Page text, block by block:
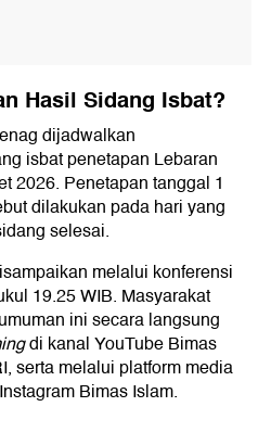
Hasil Sidang Isbat?
dijadwalkan
isbat penetapan Lebaran
2026. Penetapan tanggal 1
dilakukan pada hari yang
selesai.
melalui konferensi
19.25 WIB. Masyarakat
ini secara langsung
di kanal YouTube Bimas
serta melalui platform media
Bimas Islam.